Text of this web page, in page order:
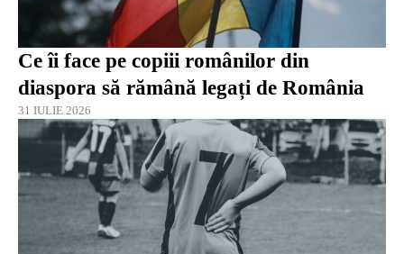
Ce îi face pe copiii românilor din
diaspora să rămână legați de România
31 IULIE 2026